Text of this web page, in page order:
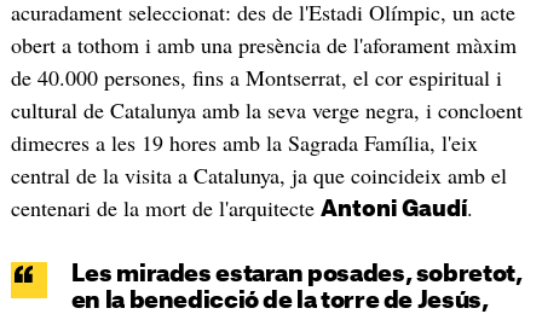
acuradament seleccionat: des de l'Estadi Olímpic, un acte
obert a tothom i amb una presència de l'aforament màxim
de 40.000 persones, fins a Montserrat, el cor espiritual i
cultural de Catalunya amb la seva verge negra, i concloent
dimecres a les 19 hores amb la Sagrada Família, l'eix
central de la visita a Catalunya, ja que coincideix amb el
centenari de la mort de l'arquitecte Antoni Gaudí.
Les mirades estaran posades, sobretot,
en la benedicció de la torre de Jesús,